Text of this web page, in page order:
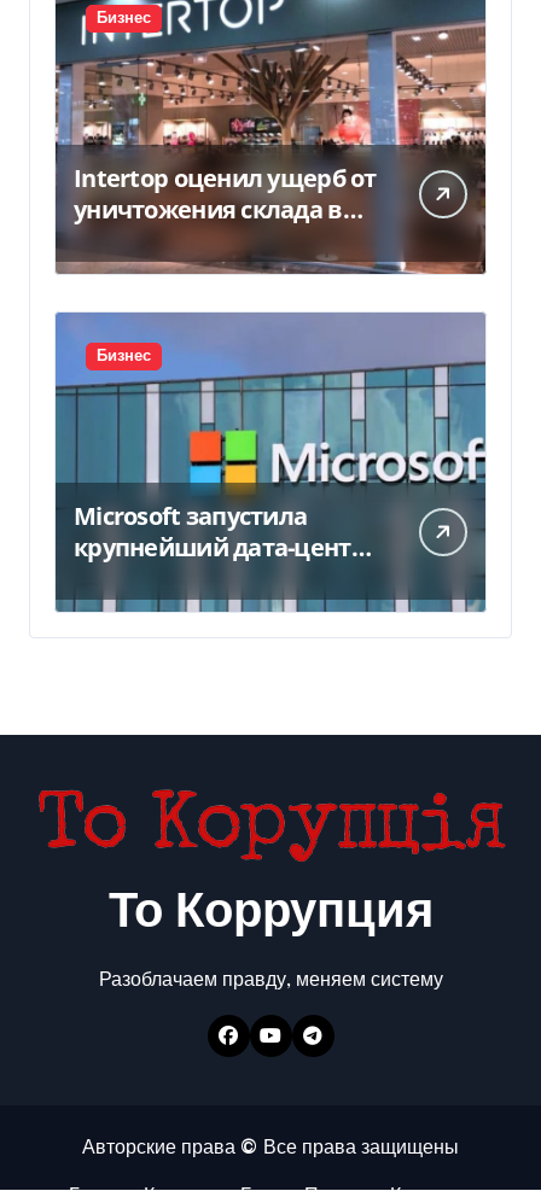
Бизнес
Intertop оценил ущерб от
уничтожения склада в
450 млн грн
Бизнес
Microsoft запустила
крупнейший дата-центр
миллиарда
То Коррупция
Разоблачаем правду, меняем систему
Авторские права © Все права защищены